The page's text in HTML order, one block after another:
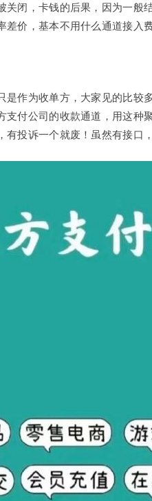
闭，卡钱的后果，因为一般
价，基本不用什么通道接入
是作为收单方，大家见的比较
支付公司的收款通道，用这种
投诉一个就废！虽然有接口